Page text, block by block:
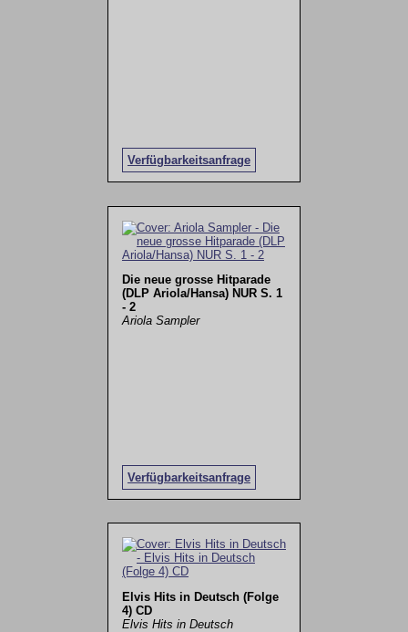
Verfügbarkeitsanfrage
Die neue grosse Hitparade
(DLP Ariola/Hansa) NUR S. 1
- 2
Ariola Sampler
Verfügbarkeitsanfrage
Elvis Hits in Deutsch (Folge
4) CD
Elvis Hits in Deutsch